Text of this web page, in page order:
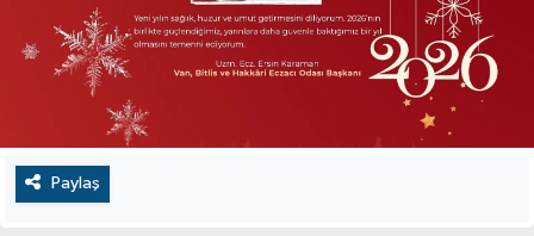
Paylaş